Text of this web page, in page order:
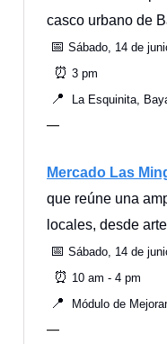
casco urbano de
📅 Sábado, 14 de
⏰ 3 pm
📍 La Esquinita,
—
Mercado Las
que reúne una
locales, desde
📅 Sábado, 14 de
⏰ 10 am - 4 pm
📍 Módulo de
—